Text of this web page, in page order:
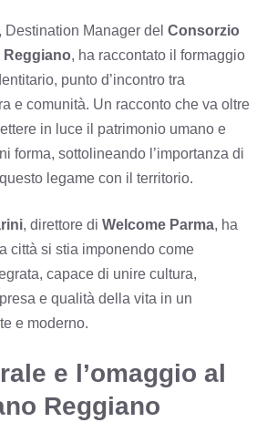
, Destination Manager del Consorzio
, ha raccontato il formaggio
punto d’incontro tra
e comunità. Un racconto che va oltre
in luce il patrimonio umano e
forma, sottolineando l’importanza di
legame con il territorio.
, direttore di Welcome Parma, ha
città si stia imponendo come
capace di unire cultura,
e qualità della vita in un
e moderno.
e l’omaggio al
Reggiano